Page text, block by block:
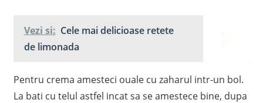
Vezi si: Cele mai delicioase retete
de limonada
Pentru crema amesteci ouale cu zaharul intr-un bol.
La bati cu telul astfel incat sa se amestece bine, dupa